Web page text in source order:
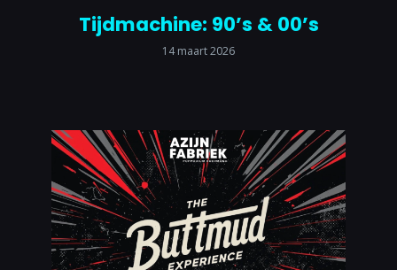
Tijdmachine: 90’s & 00’s
14 maart 2026